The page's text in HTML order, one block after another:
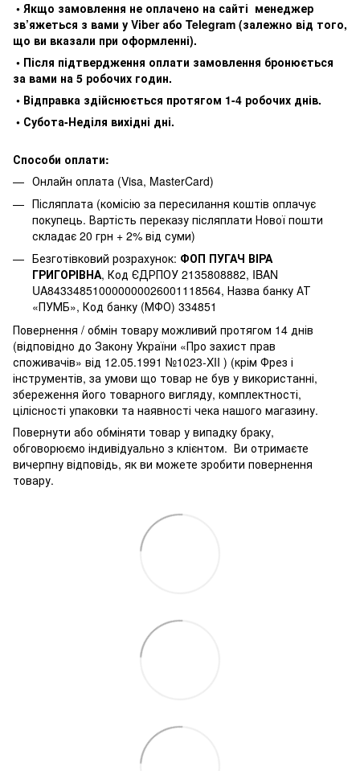
• Якщо замовлення не оплачено на сайті менеджер
зв’яжеться з вами у Viber або Telegram (залежно від того,
що ви вказали при оформленні).
• Після підтвердження оплати замовлення бронюється
за вами на 5 робочих годин.
• Відправка здійснюється протягом 1-4 робочих днів.
• Субота-Неділя вихідні дні.
Способи оплати:
Онлайн оплата (Visa, MasterCard)
Післяплата (комісію за пересилання коштів оплачує
покупець. Вартість переказу післяплати Нової пошти
складає 20 грн + 2% від суми)
Безготівковий розрахунок: ФОП ПУГАЧ ВІРА
ГРИГОРІВНА, Код ЄДРПОУ 2135808882, IBAN
UA843348510000000026001118564, Назва банку АТ
«ПУМБ», Код банку (МФО) 334851
Повернення / обмін товару можливий протягом 14 днів
(відповідно до Закону України «Про захист прав
споживачів» від 12.05.1991 №1023-XII ) (крім Фрез і
інструментів, за умови що товар не був у використанні,
збереження його товарного вигляду, комплектності,
цілісності упаковки та наявності чека нашого магазину.
Повернути або обміняти товар у випадку браку,
обговорюємо індивідуально з клієнтом. Ви отримаєте
вичерпну відповідь, як ви можете зробити повернення
товару.